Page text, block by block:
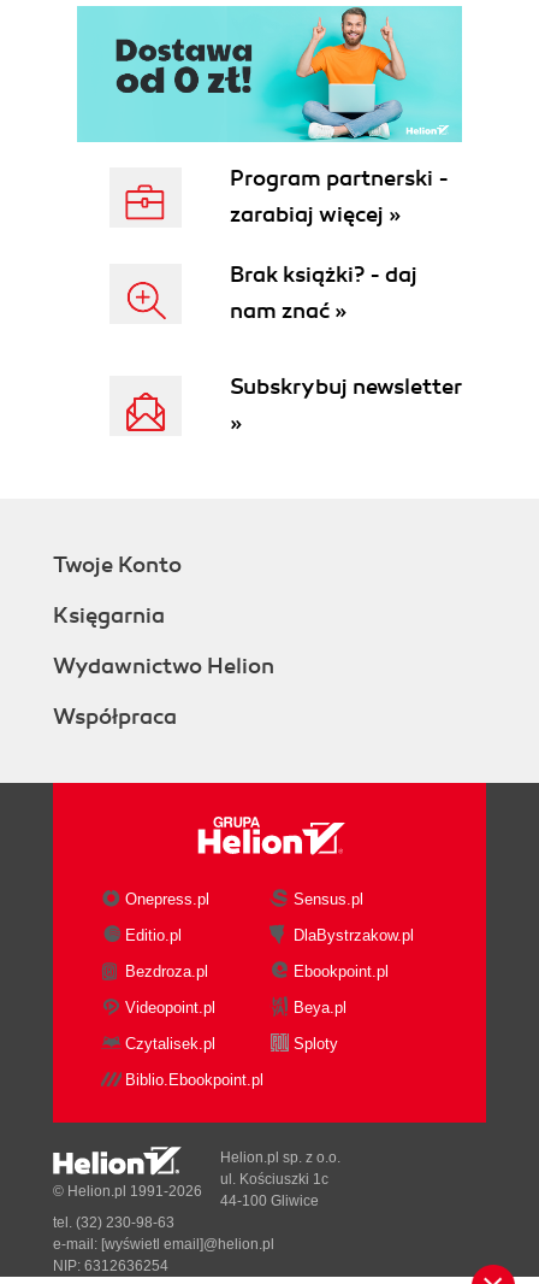
Klasa Visitor i jej podklasy
Wzorzec Odwiedzający
2.9. Podsumowanie
Rozdział 3. Wzorce konstrukcyjne
BUDOWNICZY (builder)
Uzasadnienie
Warunki stosowania
Elementy
Przykładowy kod
Znane zastosowania
Inne nazwy
Warunki stosowania
Elementy
Znane zastosowania
Powiązane wzorce
Przeznaczenie
Inne nazwy
Uzasadnienie
Warunki stosowania
Elementy
Współdziałanie
Przykładowy kod
Znane zastosowania
Powiązane wzorce
PROTOTYP (prototype)
Program partnerski -
zarabiaj więcej »
Brak książki? - daj
nam znać »
Subskrybuj newsletter
»
Twoje Konto
Księgarnia
Wydawnictwo Helion
Współpraca
Onepress.pl
Sensus.pl
Editio.pl
DlaBystrzakow.pl
Bezdroza.pl
Ebookpoint.pl
Videopoint.pl
Beya.pl
Czytalisek.pl
Sploty
Biblio.Ebookpoint.pl
© Helion.pl 1991-2026
Helion.pl sp. z o.o.
ul. Kościuszki 1c
44-100 Gliwice
tel. (32) 230-98-63
e-mail: [wyświetl email]@helion.pl
NIP: 6312636254